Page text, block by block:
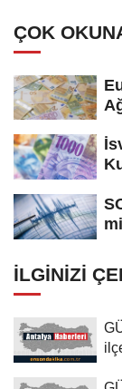
ÇOK
İLGINIZI